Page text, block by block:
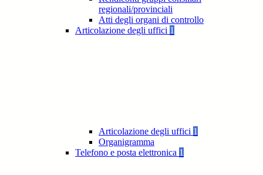
regionali/provinciali
Atti degli organi di controllo
Articolazione degli uffici 1
Articolazione degli uffici 1
Organigramma
Telefono e posta elettronica 1